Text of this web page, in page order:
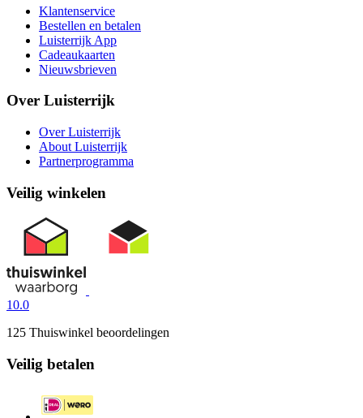
Klantenservice
Bestellen en betalen
Luisterrijk App
Cadeaukaarten
Nieuwsbrieven
Over Luisterrijk
Over Luisterrijk
About Luisterrijk
Partnerprogramma
Veilig winkelen
10.0
125 Thuiswinkel beoordelingen
Veilig betalen